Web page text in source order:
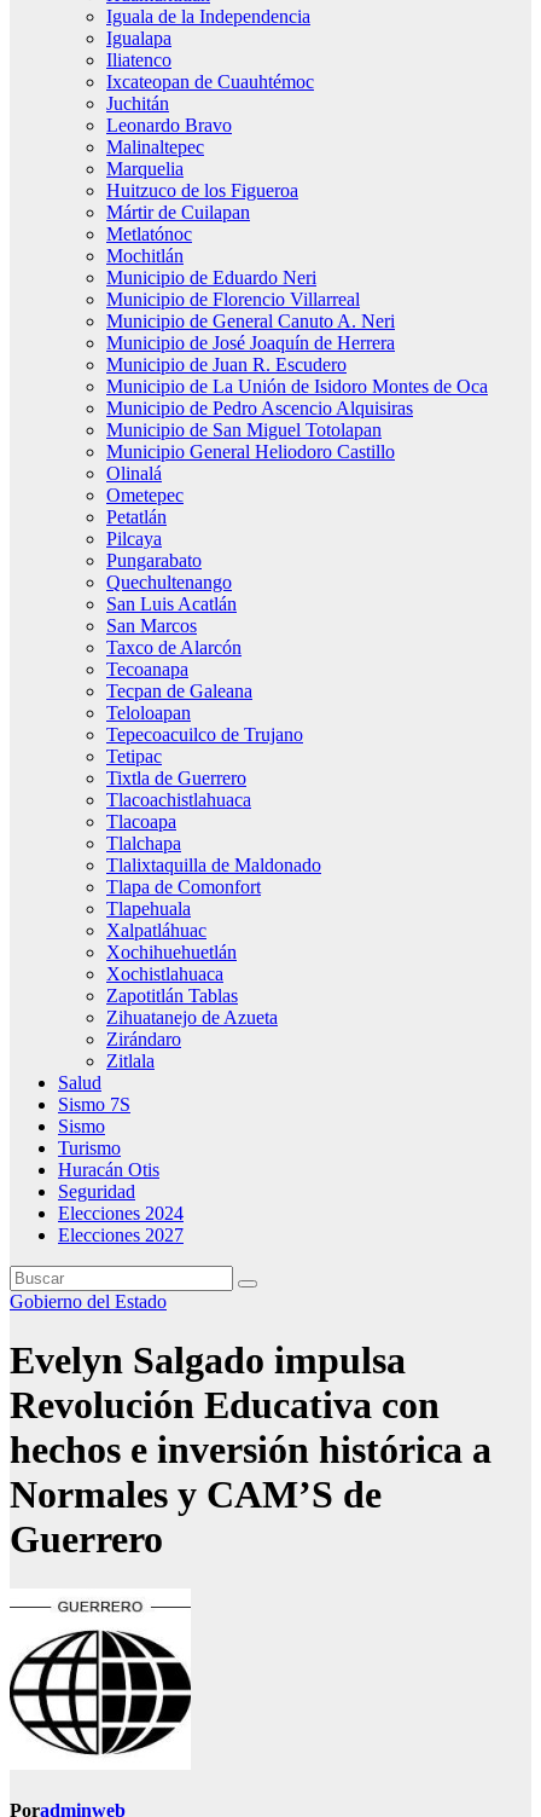
Iguala de la Independencia
Igualapa
Iliatenco
Ixcateopan de Cuauhtémoc
Juchitán
Leonardo Bravo
Malinaltepec
Marquelia
Huitzuco de los Figueroa
Mártir de Cuilapan
Metlatónoc
Mochitlán
Municipio de Eduardo Neri
Municipio de Florencio Villarreal
Municipio de General Canuto A. Neri
Municipio de José Joaquín de Herrera
Municipio de Juan R. Escudero
Municipio de La Unión de Isidoro Montes de Oca
Municipio de Pedro Ascencio Alquisiras
Municipio de San Miguel Totolapan
Municipio General Heliodoro Castillo
Olinalá
Ometepec
Petatlán
Pilcaya
Pungarabato
Quechultenango
San Luis Acatlán
San Marcos
Taxco de Alarcón
Tecoanapa
Tecpan de Galeana
Teloloapan
Tepecoacuilco de Trujano
Tetipac
Tixtla de Guerrero
Tlacoachistlahuaca
Tlacoapa
Tlalchapa
Tlalixtaquilla de Maldonado
Tlapa de Comonfort
Tlapehuala
Xalpatláhuac
Xochihuehuetlán
Xochistlahuaca
Zapotitlán Tablas
Zihuatanejo de Azueta
Zirándaro
Zitlala
Salud
Sismo 7S
Sismo
Turismo
Huracán Otis
Seguridad
Elecciones 2024
Elecciones 2027
Gobierno del Estado
Evelyn Salgado impulsa
Revolución Educativa con
hechos e inversión histórica a
Normales y CAM’S de
Guerrero
Poradminweb